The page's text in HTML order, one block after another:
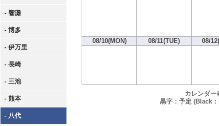
- 響灘
- 博多
- 伊万里
- 長崎
- 三池
- 熊本
- 八代
08/10(MON) 08/11(TUE) 08/
カレンダー
黒字：予定 (Black